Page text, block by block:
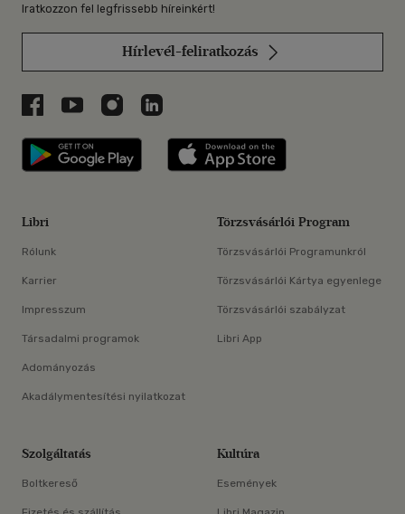
Iratkozzon fel legfrissebb híreinkért!
Hírlevél-feliratkozás
Libri a Facebookon
Libri a Youtube-on
Libri az Instagramon
Libri a LinkedInen
Libri applikáció Szerezd meg: Google
Libri
Rólunk
Karrier
Impresszum
Társadalmi programok
Adományozás
Akadálymentesítési nyilatkozat
Törzsvásárlói Program
Törzsvásárlói Programunkról
Törzsvásárlói Kártya egyenlege
Törzsvásárlói szabályzat
Libri App
Szolgáltatás
Boltkereső
Kultúra
Események